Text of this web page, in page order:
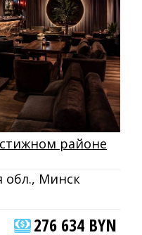
районе
обл., Минск
276 634 BYN